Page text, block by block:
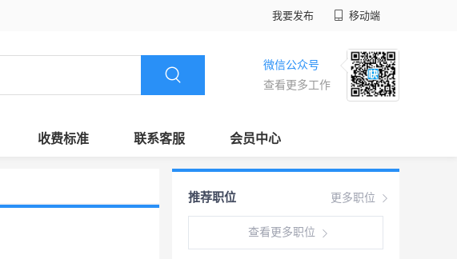
我要发布 移动端
微信公众号
查看更多工作
收费标准 联系客服 会员中心
更多职位
推荐职位
查看更多职位